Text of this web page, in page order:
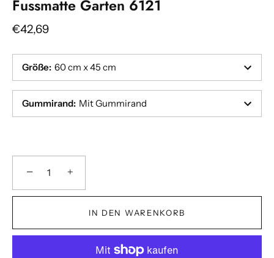
Fussmatte Garten 6121
€42,69
Größe: 60 cm x 45 cm
Gummirand: Mit Gummirand
− +
IN DEN WARENKORB